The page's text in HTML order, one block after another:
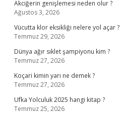
Akciğerin genişlemesi neden olur ?
Ağustos 3, 2026
Vücutta klor eksikliği nelere yol açar ?
Temmuz 29, 2026
Dünya ağır sıklet şampiyonu kim ?
Temmuz 27, 2026
Koçari kimin yarı ne demek ?
Temmuz 27, 2026
Ufka Yolculuk 2025 hangi kitap ?
Temmuz 25, 2026